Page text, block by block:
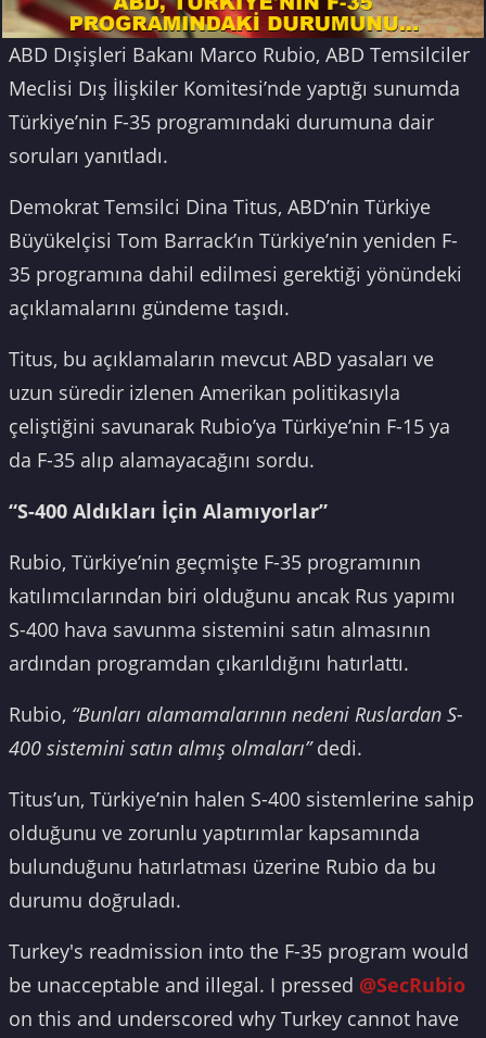
ABD Dışişleri Bakanı Marco Rubio, ABD Temsilciler
Meclisi Dış İlişkiler Komitesi’nde yaptığı sunumda
Türkiye’nin F-35 programındaki durumuna dair
soruları yanıtladı.
Demokrat Temsilci Dina Titus, ABD’nin Türkiye
Büyükelçisi Tom Barrack’ın Türkiye’nin yeniden F-
35 programına dahil edilmesi gerektiği yönündeki
açıklamalarını gündeme taşıdı.
Titus, bu açıklamaların mevcut ABD yasaları ve
uzun süredir izlenen Amerikan politikasıyla
çeliştiğini savunarak Rubio’ya Türkiye’nin F-15 ya
da F-35 alıp alamayacağını sordu.
“S-400 Aldıkları İçin Alamıyorlar”
Rubio, Türkiye’nin geçmişte F-35 programının
katılımcılarından biri olduğunu ancak Rus yapımı
S-400 hava savunma sistemini satın almasının
ardından programdan çıkarıldığını hatırlattı.
Rubio, “Bunları alamamalarının nedeni Ruslardan S-
400 sistemini satın almış olmaları”dedi.
Titus’un, Türkiye’nin halen S-400 sistemlerine sahip
olduğunu ve zorunlu yaptırımlar kapsamında
bulunduğunu hatırlatması üzerine Rubio da bu
durumu doğruladı.
Turkey's readmission into the F-35 program would
be unacceptable and illegal. I pressed @SecRubio
on this and underscored why Turkey cannot have